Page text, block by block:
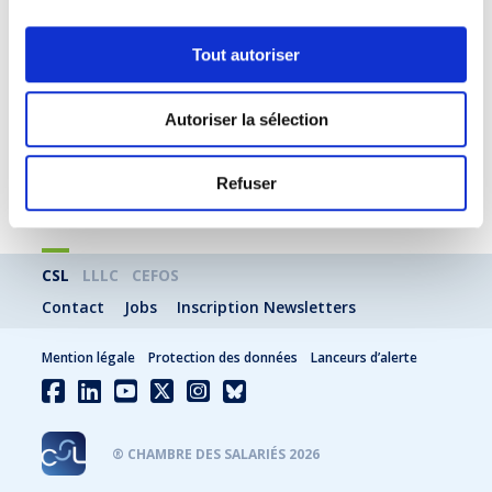
Tout autoriser
Autoriser la sélection
Refuser
Attributions de la délégation du
personnel
LIRE
CSL LLLC
CEFOS
Contact
Jobs Inscription Newsletters
® CHAMBRE DES SALARIÉS 2026
Mention légale Protection des données Lanceurs d’alerte